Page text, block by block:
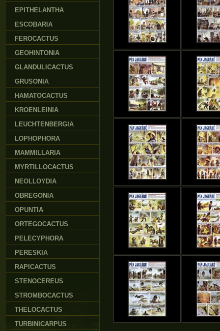
EPITHELANTHA
ESCOBARIA
FEROCACTUS
GEOHINTONIA
GLANDULICACTUS
GRUSONIA
HAMATOCACTUS
KROENLEINIA
LEUCHTENBERGIA
LOPHOPHORA
MAMMILLARIA
MYRTILLOCACTUS
NEOLLOYDIA
OBREGONIA
OPUNTIA
ORTEGOCACTUS
PELECYPHORA
PERESKIA
RAPICACTUS
STENOCEREUS
STROMBOCACTUS
THELOCACTUS
TURBINICARPUS